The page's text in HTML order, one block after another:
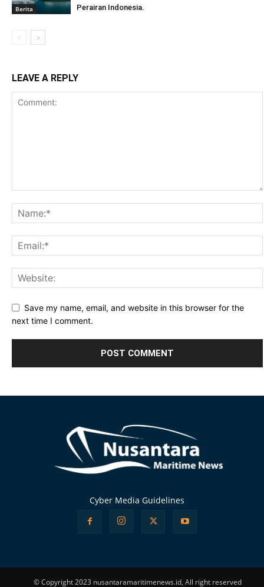
Berita
Perairan Indonesia.
LEAVE A REPLY
Save my name, email, and website in this browser for the
next time I comment.
Cyber Media Guidelines
© Copyright 2023 nusantaramaritimenews.id, All right reserved